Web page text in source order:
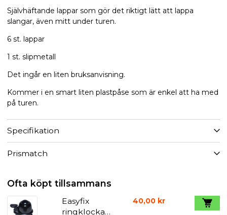
Självhäftande lappar som gör det riktigt lätt att lappa
slangar, även mitt under turen.
6 st. lappar
1 st. slipmetall
Det ingår en liten bruksanvisning.
Kommer i en smart liten plastpåse som är enkel att ha med
på turen.
Specifikation
Prismatch
Ofta köpt tillsammans
Easyfix
ringklocka
40,00 kr